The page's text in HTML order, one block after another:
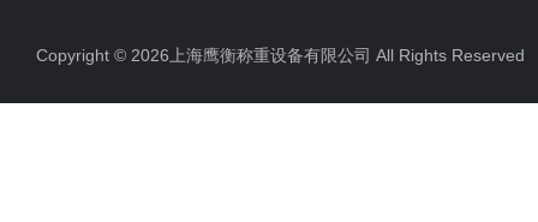
电子汽车衡
电子天平
Copyright © 2026上海鹰衡称重设备有限公司 All Rights